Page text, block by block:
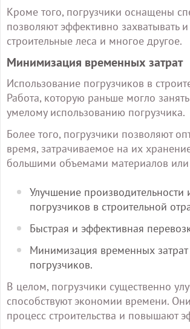
Кроме того, погрузчики оснащены
позволяют эффективно
строительные леса и многое другое.
Минимизация временных затрат
Использование погрузчиков в
Работа, которую раньше могло
умелому использованию погрузчика.
Более того, погрузчики позволяют
время, затрачиваемое на их
большими объемами материалов
Улучшение
погрузчиков в строительной
Быстрая и эффективная
Минимизация временных
погрузчиков.
В целом, погрузчики существенно
способствуют экономии времени.
процесс строительства и повышают